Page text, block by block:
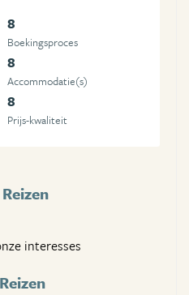
8
Boekingsproces
8
Accommodatie(s)
8
Prijs-kwaliteit
interesses